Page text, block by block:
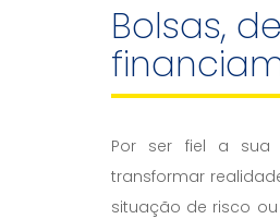
Bolsas,
Por ser fiel a sua
transformar
situação de risco